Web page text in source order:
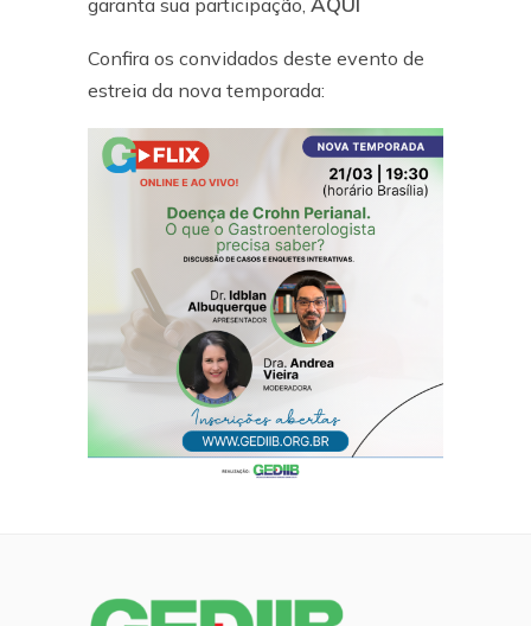
garanta sua participação,
Confira os convidados deste evento de
estreia da nova temporada: